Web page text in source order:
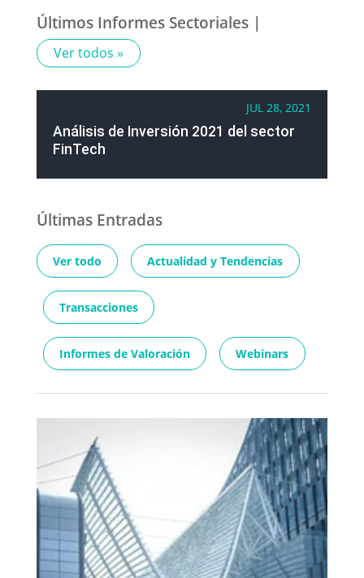
Últimos Informes Sectoriales |
Ver todos »
JUL 28, 2021
Análisis de Inversión 2021 del sector
FinTech
Últimas Entradas
Ver todo Actualidad y Tendencias
Transacciones
Informes de Valoración Webinars